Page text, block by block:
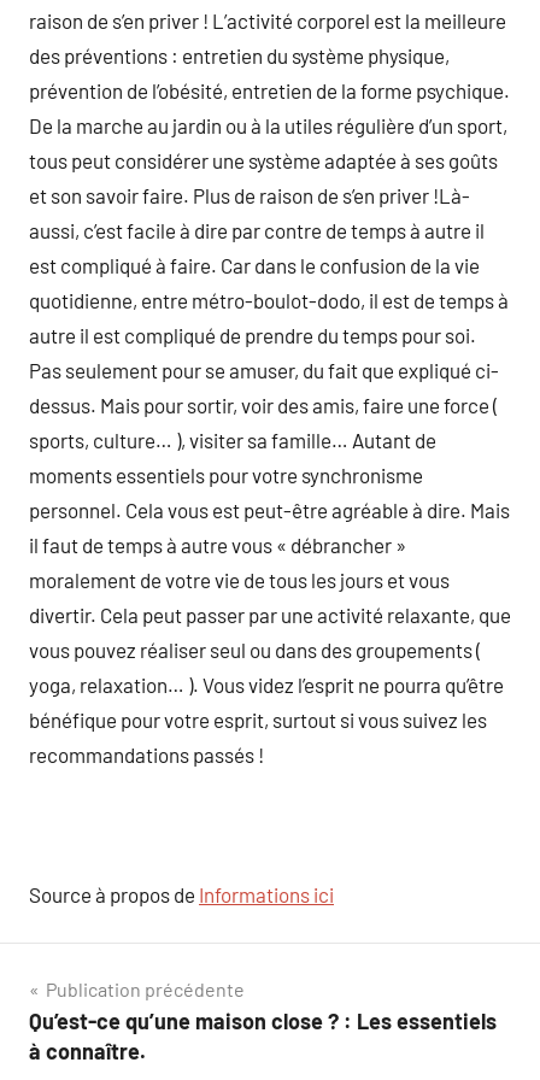
raison de s’en priver ! L’activité corporel est la meilleure
des préventions : entretien du système physique,
prévention de l’obésité, entretien de la forme psychique.
De la marche au jardin ou à la utiles régulière d’un sport,
tous peut considérer une système adaptée à ses goûts
et son savoir faire. Plus de raison de s’en priver !Là-
aussi, c’est facile à dire par contre de temps à autre il
est compliqué à faire. Car dans le confusion de la vie
quotidienne, entre métro-boulot-dodo, il est de temps à
autre il est compliqué de prendre du temps pour soi.
Pas seulement pour se amuser, du fait que expliqué ci-
dessus. Mais pour sortir, voir des amis, faire une force (
sports, culture… ), visiter sa famille… Autant de
moments essentiels pour votre synchronisme
personnel. Cela vous est peut-être agréable à dire. Mais
il faut de temps à autre vous « débrancher »
moralement de votre vie de tous les jours et vous
divertir. Cela peut passer par une activité relaxante, que
vous pouvez réaliser seul ou dans des groupements (
yoga, relaxation… ). Vous videz l’esprit ne pourra qu’être
bénéfique pour votre esprit, surtout si vous suivez les
recommandations passés !
Source à propos de Informations ici
Navigation
de
Publication précédente
Qu’est-ce qu’une maison close ? : Les essentiels
à connaître.